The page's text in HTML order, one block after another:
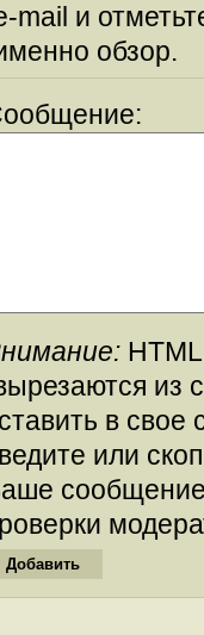
mail и
обзор.
из
в
или